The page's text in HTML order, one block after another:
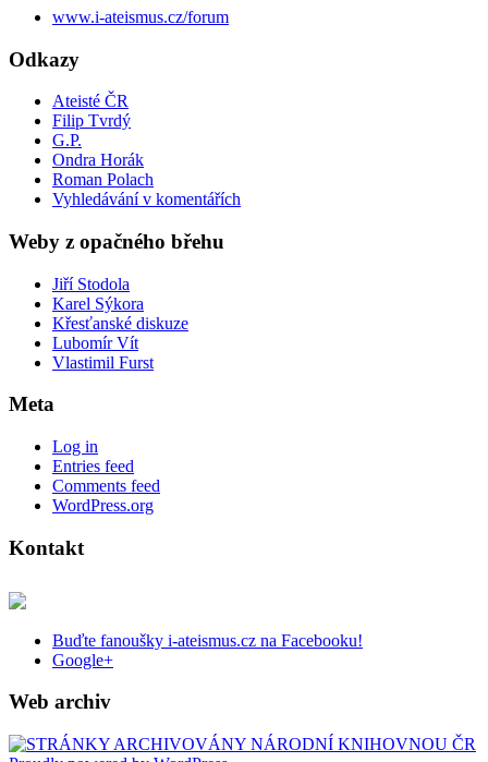
www.i-ateismus.cz/forum
Odkazy
Ateisté ČR
Filip Tvrdý
G.P.
Ondra Horák
Roman Polach
Vyhledávání v komentářích
Weby z opačného břehu
Jiří Stodola
Karel Sýkora
Křesťanské diskuze
Lubomír Vít
Vlastimil Furst
Meta
Log in
Entries feed
Comments feed
WordPress.org
Kontakt
Buďte fanoušky i-ateismus.cz na Facebooku!
Google+
Web archiv